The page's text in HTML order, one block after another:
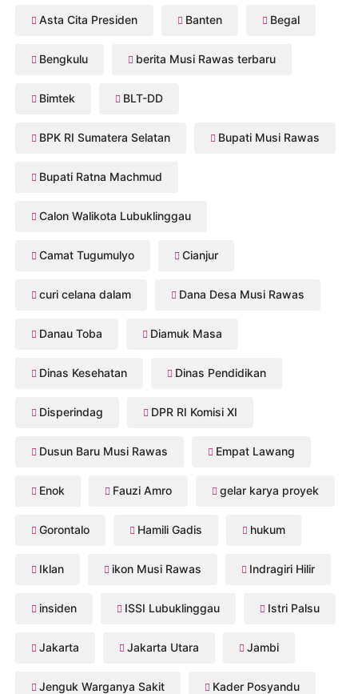
Asta Cita Presiden Banten Begal
Bengkulu berita Musi Rawas terbaru
Bimtek BLT-DD
BPK RI Sumatera Selatan Bupati Musi Rawas
Bupati Ratna Machmud
Calon Walikota Lubuklinggau
Camat Tugumulyo Cianjur
curi celana dalam Dana Desa Musi Rawas
Danau Toba Diamuk Masa
Dinas Kesehatan Dinas Pendidikan
Disperindag DPR RI Komisi XI
Dusun Baru Musi Rawas Empat Lawang
Enok Fauzi Amro gelar karya proyek
Gorontalo Hamili Gadis hukum
Iklan ikon Musi Rawas Indragiri Hilir
insiden ISSI Lubuklinggau Istri Palsu
Jakarta Jakarta Utara Jambi
Jenguk Warganya Sakit Kader Posyandu